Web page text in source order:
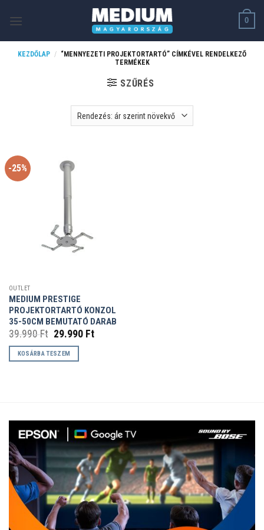
0
KEZDŐLAP / “MENNYEZETI PROJEKTORTARTÓ” CÍMKÉVEL RENDELKEZŐ
TERMÉKEK
SZŰRÉS
-25%
OUTLET
MEDIUM PRESTIGE
PROJEKTORTARTÓ KONZOL
35-50CM BEMUTATÓ DARAB
39.990Ft Original
price
was:
39.990 Ft.
29.990 FtCurrent
KOSÁRBA TESZEM